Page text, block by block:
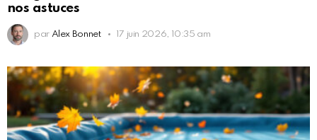
nos astuces
par Alex Bonnet 17 juin 2026, 10:35 am